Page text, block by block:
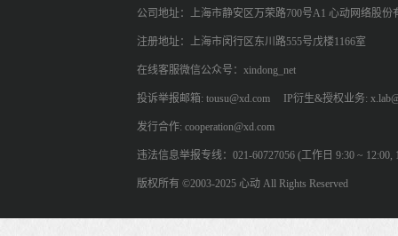
公司地址：上海市静安区万荣路700号A1 心动网络股份
注册地址：上海市闵行区东川路555号戊楼1166室
在线客服微信公众号：xindong_net
投诉举报邮箱: tousu@xd.com IP衍生&授权业务:
发行合作: cooperation@xd.com
违法信息举报专线：021-60727056 (工作日 9:30 ~ 12:00,
版权所有 ©2003-2025 心动 All Rights Reserved